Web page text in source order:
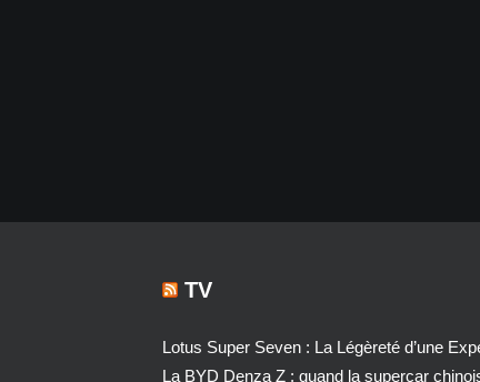
TV
Lotus Super Seven : La Légèreté d’une
La BYD Denza Z : quand la supercar